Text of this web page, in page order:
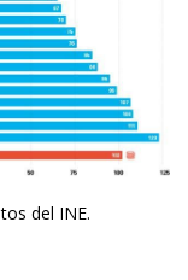
del INE.